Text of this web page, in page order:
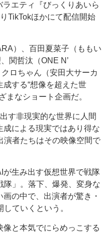
エティ『びっくりあいら
TikTokほかにて配信開始
）、百田夏菜子（ももい
関哲汰（ONE N’
ロちゃん（安田大サーカ
する“想像を超えた世
まなショート企画だ。
す非現実的な世界に人間
による現実ではあり得な
演者たちはその映像空間で
生み出す仮想世界で戦隊
隊」。落下、爆発、変身な
の中で、出演者が驚き・
ていくという。
と本気でにらめっこする